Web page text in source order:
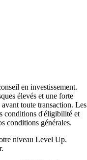
en investissement.
élevés et une forte
toute transaction. Les
conditions d'éligibilité et
conditions générales.
niveau Level Up.